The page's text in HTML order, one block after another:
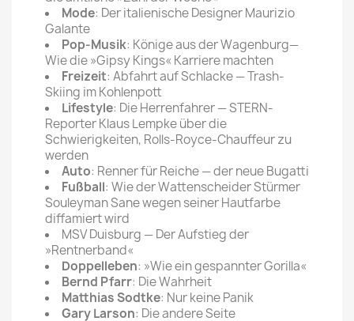
Mode: Der italienische Designer Maurizio
Galante
Pop-Musik: Könige aus der Wagenburg—
Wie die »Gipsy Kings« Karriere machten
Freizeit: Abfahrt auf Schlacke — Trash-
Skiing im Kohlenpott
Lifestyle: Die Herrenfahrer — STERN-
Reporter Klaus Lempke über die
Schwierigkeiten, Rolls-Royce-Chauffeur zu
werden
Auto: Renner für Reiche — der neue Bugatti
Fußball: Wie der Wattenscheider Stürmer
Souleyman Sane wegen seiner Hautfarbe
diffamiert wird
MSV Duisburg — Der Aufstieg der
»Rentnerband«
Doppelleben: »Wie ein gespannter Gorilla«
Bernd Pfarr: Die Wahrheit
Matthias Sodtke: Nur keine Panik
Gary Larson: Die andere Seite